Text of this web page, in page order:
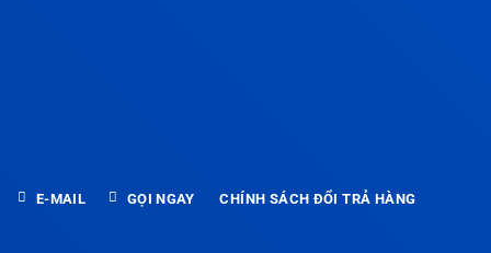
E-MAIL GỌI NGAY CHÍNH SÁCH ĐỔI TRẢ HÀNG